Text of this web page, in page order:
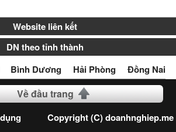
Website liên kết
DN theo tỉnh thành
Bình Dương Hải Phòng Đồng Nai
Về đầu trang
Copyright (C) doanhnghiep.me